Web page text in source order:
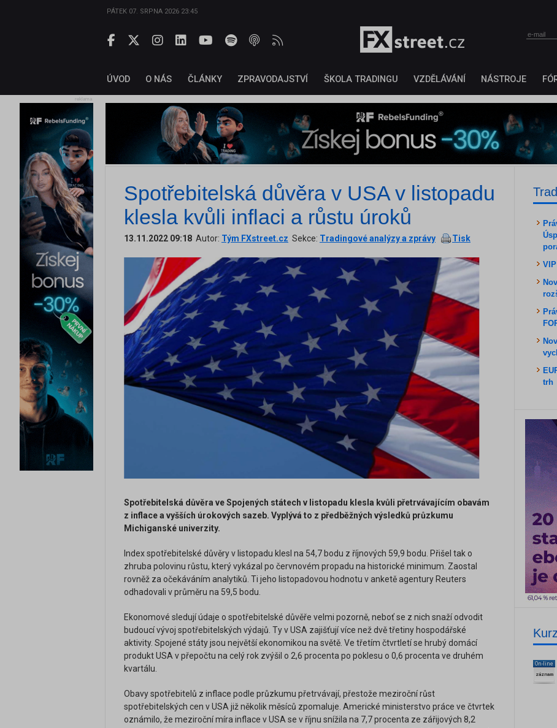
PÁTEK 07. SRPNA 2026 23:45
ÚVOD O NÁS ČLÁNKY ZPRAVODAJSTVÍ ŠKOLA TRADINGU VZDĚLÁVÁNÍ NÁSTROJE
reklama
Spotřebitelská důvěra v USA v listopadu
klesla kvůli inflaci a růstu úroků
13.11.2022 09:18 Autor: Tým FXstreet.cz Sekce: Tradingové analýzy a zprávy Tisk
Spotřebitelská důvěra ve Spojených státech v listopadu klesla kvůli přetrvávajícím obavám
z inflace a vyšších úrokových sazeb. Vyplývá to z předběžných výsledků průzkumu
Michiganské univerzity.
Index spotřebitelské důvěry v listopadu klesl na 54,7 bodu z říjnových 59,9 bodu. Přišel tak o
zhruba polovinu růstu, který vykázal po červnovém propadu na historické minimum. Zaostal
rovněž za očekáváním analytiků. Ti jeho listopadovou hodnotu v anketě agentury Reuters
odhadovali v průměru na 59,5 bodu.
Ekonomové sledují údaje o spotřebitelské důvěře velmi pozorně, neboť se z nich snaží odvodit
budoucí vývoj spotřebitelských výdajů. Ty v USA zajišťují více než dvě třetiny hospodářské
aktivity. Spojené státy jsou největší ekonomikou na světě. Ve třetím čtvrtletí se hrubý domácí
produkt USA v přepočtu na celý rok zvýšil o 2,6 procenta po poklesu o 0,6 procenta ve druhém
kvartálu.
Obavy spotřebitelů z inflace podle průzkumu přetrvávají, přestože meziroční růst
spotřebitelských cen v USA již několik měsíců zpomaluje. Americké ministerstvo práce ve čtvrtek
oznámilo, že meziroční míra inflace v USA se v říjnu snížila na 7,7 procenta ze zářijových 8,2
trh
On-line
záznam